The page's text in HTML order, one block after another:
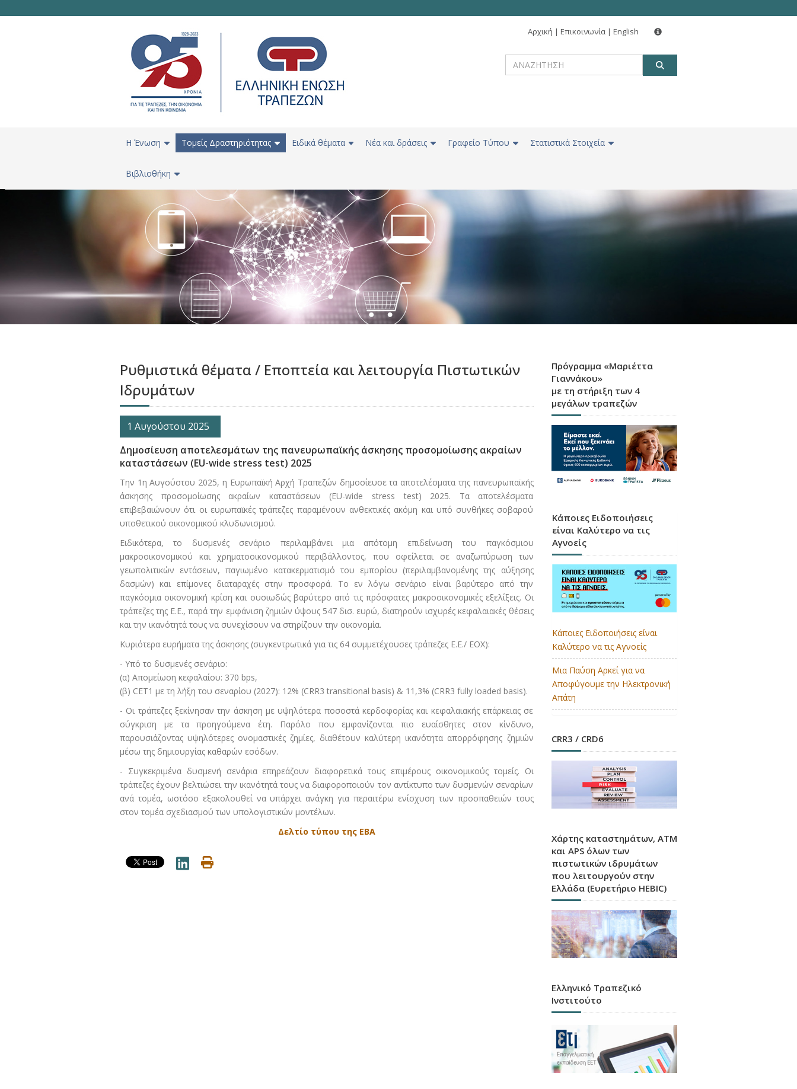
Αρχική | Επικοινωνία | English
H Ένωση Τομείς Δραστηριότητας Ειδικά θέματα Νέα και δράσεις Γραφείο Τύπου Στατιστικά Στοιχεία
Βιβλιοθήκη
Ρυθμιστικά θέματα / Eποπτεία και λειτουργία Πιστωτικών
Ιδρυμάτων
1 Αυγούστου 2025
Δημοσίευση αποτελεσμάτων της πανευρωπαϊκής άσκησης προσομοίωσης ακραίων
καταστάσεων (EU-wide stress test) 2025
Την 1η Αυγούστου 2025, η Ευρωπαϊκή Αρχή Τραπεζών δημοσίευσε τα αποτελέσματα της πανευρωπαϊκής
άσκησης προσομοίωσης ακραίων καταστάσεων (EU-wide stress test) 2025. Τα αποτελέσματα
επιβεβαιώνουν ότι οι ευρωπαϊκές τράπεζες παραμένουν ανθεκτικές ακόμη και υπό συνθήκες σοβαρού
υποθετικού οικονομικού κλυδωνισμού.
Ειδικότερα, το δυσμενές σενάριο περιλαμβάνει μια απότομη επιδείνωση του παγκόσμιου
μακροοικονομικού και χρηματοοικονομικού περιβάλλοντος, που οφείλεται σε αναζωπύρωση των
γεωπολιτικών εντάσεων, παγιωμένο κατακερματισμό του εμπορίου (περιλαμβανομένης της αύξησης
δασμών) και επίμονες διαταραχές στην προσφορά. Το εν λόγω σενάριο είναι βαρύτερο από την
παγκόσμια οικονομική κρίση και ουσιωδώς βαρύτερο από τις πρόσφατες μακροοικονομικές εξελίξεις. Οι
τράπεζες της Ε.Ε., παρά την εμφάνιση ζημιών ύψους 547 δισ. ευρώ, διατηρούν ισχυρές κεφαλαιακές θέσεις
και την ικανότητά τους να συνεχίσουν να στηρίζουν την οικονομία.
Κυριότερα ευρήματα της άσκησης (συγκεντρωτικά για τις 64 συμμετέχουσες τράπεζες Ε.Ε./ ΕΟΧ):
- Υπό το δυσμενές σενάριο:
(α) Απομείωση κεφαλαίου: 370 bps,
(β) CET1 με τη λήξη του σεναρίου (2027): 12% (CRR3 transitional basis) & 11,3% (CRR3 fully loaded basis).
- Οι τράπεζες ξεκίνησαν την άσκηση με υψηλότερα ποσοστά κερδοφορίας και κεφαλαιακής επάρκειας σε
σύγκριση με τα προηγούμενα έτη. Παρόλο που εμφανίζονται πιο ευαίσθητες στον κίνδυνο,
παρουσιάζοντας υψηλότερες ονομαστικές ζημίες, διαθέτουν καλύτερη ικανότητα απορρόφησης ζημιών
μέσω της δημιουργίας καθαρών εσόδων.
- Συγκεκριμένα δυσμενή σενάρια επηρεάζουν διαφορετικά τους επιμέρους οικονομικούς τομείς. Οι
τράπεζες έχουν βελτιώσει την ικανότητά τους να διαφοροποιούν τον αντίκτυπο των δυσμενών σεναρίων
ανά τομέα, ωστόσο εξακολουθεί να υπάρχει ανάγκη για περαιτέρω ενίσχυση των προσπαθειών τους
στον τομέα σχεδιασμού των υπολογιστικών μοντέλων.
Δελτίο τύπου της ΕΒΑ
Πρόγραμμα «Μαριέττα
Γιαννάκου»
με τη στήριξη των 4
μεγάλων τραπεζών
Κάποιες Ειδοποιήσεις
είναι Καλύτερο να τις
Αγνοείς
Κάποιες Ειδοποιήσεις είναι
Καλύτερο να τις Αγνοείς
Μια Παύση Αρκεί για να
Αποφύγουμε την Ηλεκτρονική
Απάτη
CRR3 / CRD6
Χάρτης καταστημάτων, ATM
και APS όλων των
πιστωτικών ιδρυμάτων
που λειτουργούν στην
Ελλάδα (Ευρετήριο HEBIC)
Ελληνικό Τραπεζικό
Ινστιτούτο